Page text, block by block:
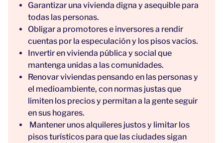
Garantizar una vivienda digna y asequible para
todas las personas.
Obligar a promotores e inversores a rendir
cuentas por la especulación y los pisos vacíos.
Invertir en vivienda pública y social que
mantenga unidas a las comunidades.
Renovar viviendas pensando en las personas y
el medioambiente, con normas justas que
limiten los precios y permitan a la gente seguir
en sus hogares.
Mantener unos alquileres justos y limitar los
pisos turísticos para que las ciudades sigan